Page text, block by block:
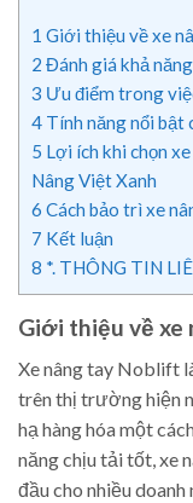
1 Giới thiệu về xe
2 Đánh giá khả
3 Ưu điểm trong
4 Tính năng nổi bật
5 Lợi ích khi chọn
Nâng Việt Xanh
6 Cách bảo trì xe
7 Kết luận
8 *. THÔNG TIN
Giới thiệu về
Xe nâng tay Noblift
trên thị trường hiện
hạ hàng hóa một
năng chịu tải tốt, xe
đầu cho nhiều